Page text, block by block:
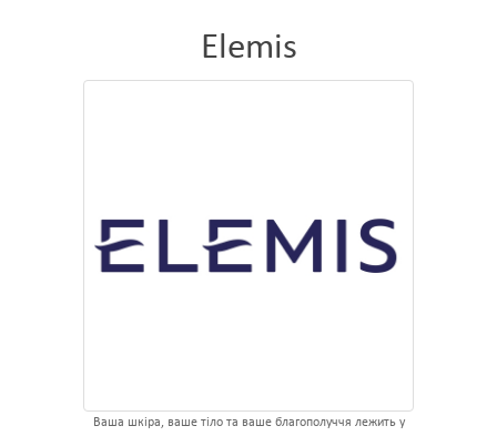
Elemis
Ваша шкіра, ваше тіло та ваше благополуччя лежить у